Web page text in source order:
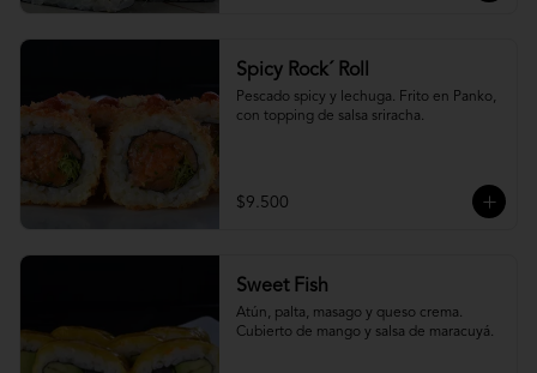
Spicy Rock´ Roll
Pescado spicy y lechuga. Frito en Panko,
con topping de salsa sriracha.
$9.500
Sweet Fish
Atún, palta, masago y queso crema.
Cubierto de mango y salsa de maracuyá.